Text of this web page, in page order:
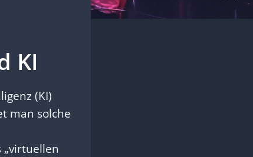
KI
(KI)
man solche
„virtuellen